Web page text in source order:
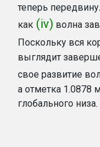
теперь
как (iv) волна
Поскольку вся
выглядит
свое развитие
а отметка 1.0878
глобального низа.